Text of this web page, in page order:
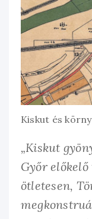
Kiskut és
„Kiskut
Győr
ötletesen,